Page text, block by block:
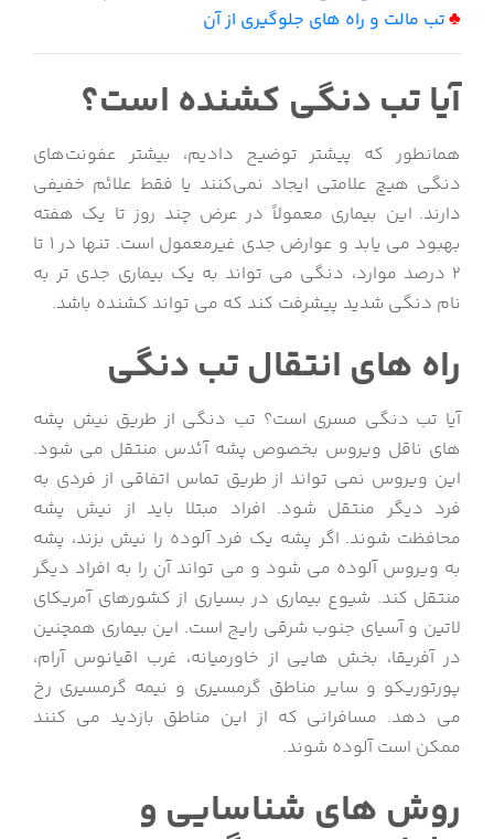
♣تب مالت و راه های جلوگیری از آن
آیا تب دنگی کشنده است؟
همانطور که پیشتر توضیح دادیم، بیشتر عفونت‌های
دنگی هیچ علامتی ایجاد نمی‌کنند یا فقط علائم خفیفی
دارند. این بیماری معمولاً در عرض چند روز تا یک هفته
بهبود می یابد و عوارض جدی غیرمعمول است. تنها
در 1 تا
2 درصد موارد، دنگی می تواند به یک بیماری جدی تر به
نام دنگی شدید پیشرفت کند که می تواند کشنده باشد.
راه های انتقال تب دنگی
آیا تب دنگی مسری است؟ تب دنگی از طریق نیش پشه
های ناقل ویروس بخصوص پشه آئدس منتقل می شود.
این ویروس نمی تواند از طریق تماس اتفاقی از فردی به
فرد دیگر منتقل شود. افراد مبتلا باید از نیش پشه
محافظت شوند. اگر پشه یک فرد آلوده را نیش بزند، پشه
به ویروس آلوده می شود و می تواند آن را به افراد دیگر
منتقل کند. شیوع بیماری در بسیاری از کشورهای آمریکای
لاتین و آسیای جنوب شرقی رایج است. این بیماری همچنین
در آفریقا، بخش هایی از خاورمیانه، غرب اقیانوس آرام،
پورتوریکو و سایر مناطق گرمسیری و نیمه گرمسیری رخ
می دهد. مسافرانی که از این مناطق بازدید می کنند
ممکن است آلوده شوند.
روش های شناسایی و